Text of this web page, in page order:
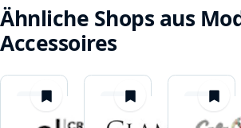
Ähnliche Shops aus
Accessoires
merken merken